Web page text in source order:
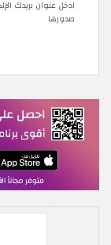
ادخل عنوان بريدك
صدورها